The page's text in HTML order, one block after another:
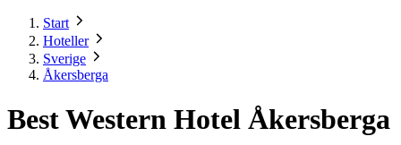
Start
Hoteller
Sverige
Åkersberga
Best Western Hotel Åkersberga